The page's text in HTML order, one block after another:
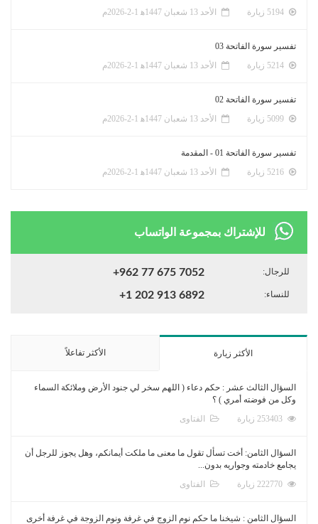
الأحد 13 شعبان 1447ﻫ 1-2-2026م
تفسير سورة الفاتحة 03
الأحد 13 شعبان 1447ﻫ 1-2-2026م
تفسير سورة الفاتحة 02
الأحد 13 شعبان 1447ﻫ 1-2-2026م
تفسير سورة الفاتحة 01 - المقدمة
الأحد 13 شعبان 1447ﻫ 1-2-2026م
للإشتراك بمجموعة الواتساب
للرجال: +962 77 675 7052
للنساء: +1 202 913 6892
الأكثر زيارة الأكثر تفاعلاً
السؤال الثالث عشر : حكم دعاء ( اللهم سخر لي جنود الأرض وملائكة السماء
وكل من فوضته أمري ) ؟
الفتاوى
السؤال الثامن: أخت تسأل تقول ما معنى ما ملكت أيمانكم، وهل يجوز للرجل أن
يجامع خادمته وجواريه بدون...
الفتاوى
السؤال الثامن : شيخنا ما حكم نوم الزوج في غرفة ونوم الزوجة في غرفة أخرى